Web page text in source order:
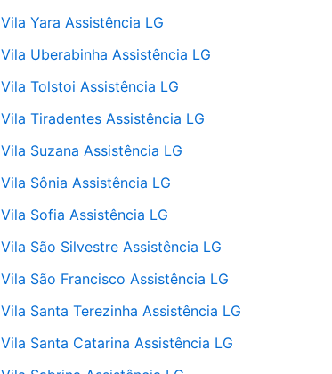
Vila Yara Assistência LG
Vila Uberabinha Assistência LG
Vila Tolstoi Assistência LG
Vila Tiradentes Assistência LG
Vila Suzana Assistência LG
Vila Sônia Assistência LG
Vila Sofia Assistência LG
Vila São Silvestre Assistência LG
Vila São Francisco Assistência LG
Vila Santa Terezinha Assistência LG
Vila Santa Catarina Assistência LG